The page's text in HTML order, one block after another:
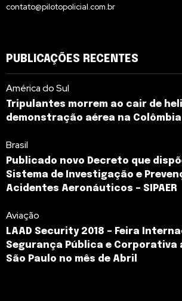
contato@pilotopolicial.com.br
PUBLICAÇÕES RECENTES
América do Sul
Tripulantes morrem ao cair de
demonstração aérea na Colômbia
Brasil
Publicado novo Decreto que
Sistema de Investigação e
Acidentes Aeronáuticos – SIPAER
Aviação
LAAD Security 2018 – Feira
Segurança Pública e Corporativa
São Paulo no mês de Abril